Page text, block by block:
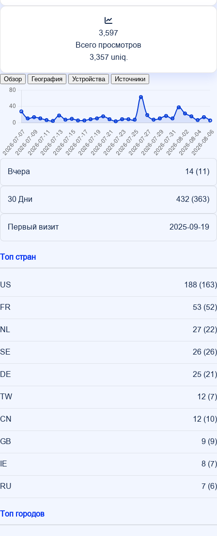
3,597
Всего просмотров
3,357 uniq.
Обзор География Устройства Источники
Вчера 14 (11)
30 Дни 432 (363)
Первый визит 2025-09-19
Топ стран
US 188 (163)
FR 53 (52)
NL 27 (22)
SE 26 (26)
DE 25 (21)
TW 12 (7)
CN 12 (10)
GB 9 (9)
IE 8 (7)
RU 7 (6)
Топ городов